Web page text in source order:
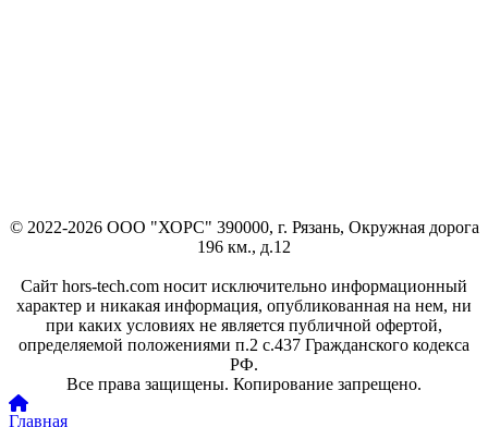
© 2022-2026 ООО "ХОРС" 390000, г. Рязань, Окружная дорога
196 км., д.12
Сайт hors-tech.com носит исключительно информационный
характер и никакая информация, опубликованная на нем, ни
при каких условиях не является публичной офертой,
определяемой положениями п.2 с.437 Гражданского кодекса
РФ.
Все права защищены. Копирование запрещено.
Главная